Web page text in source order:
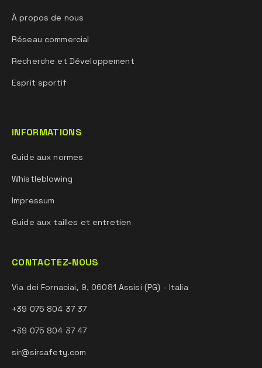
À propos de nous
Réseau commercial
Recherche et Développement
Esprit sportif
INFORMATIONS
Guide aux normes
Whistleblowing
Impressum
Guide aux tailles et entretien
CONTACTEZ-NOUS
Via dei Fornaciai, 9, 06081 Assisi (PG) - Italia
+39 075 804 37 37
+39 075 804 37 47
sir@sirsafety.com